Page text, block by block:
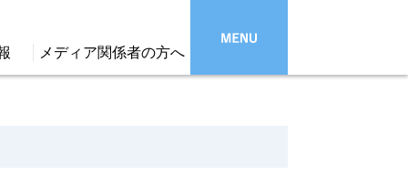
メディア関係者の方へ